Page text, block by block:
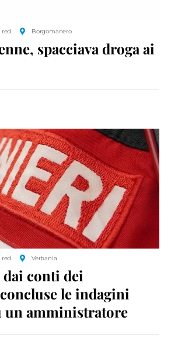
Borgomanero
spacciava droga ai
Verbania
conti dei
le indagini
un amministratore